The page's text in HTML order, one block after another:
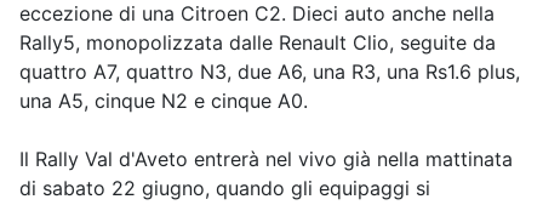
eccezione di una Citroen C2. Dieci auto anche nella
Rally5, monopolizzata dalle Renault Clio, seguite da
quattro A7, quattro N3, due A6, una R3, una Rs1.6 plus,
una A5, cinque N2 e cinque A0.
Il Rally Val d'Aveto entrerà nel vivo già nella mattinata
di sabato 22 giugno, quando gli equipaggi si